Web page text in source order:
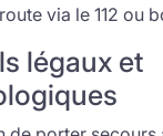
via le 112 ou
légaux et